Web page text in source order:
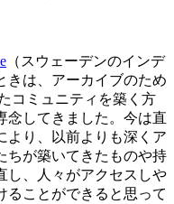
（スウェーデンのインデ
きは、アーカイブのため
コミュニティを築く方
念してきました。今は直
より、以前よりも深くア
ちが築いてきたものや持
し、人々がアクセスしや
ることができると思って